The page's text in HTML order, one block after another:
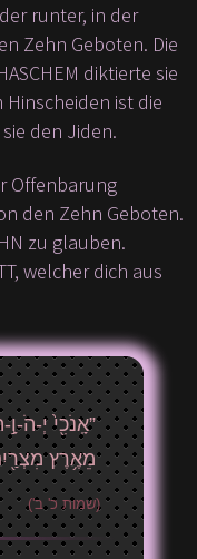
runter, in der
Zehn Geboten. Die
diktierte sie
ist die
den Jiden.
Offenbarung
den Zehn Geboten.
zu glauben.
welcher dich aus
”אָֽנֹכִ֖י֙ יְ-הֹ-
מֵאֶ֥רֶץ
(שמות כ' ב')